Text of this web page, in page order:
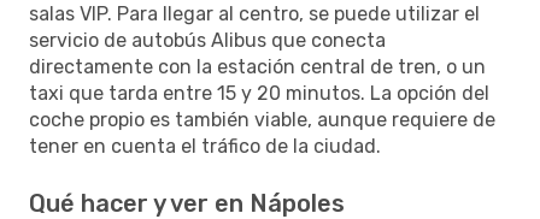
salas VIP. Para llegar al centro, se puede utilizar el
servicio de autobús Alibus que conecta
directamente con la estación central de tren, o un
taxi que tarda entre 15 y 20 minutos. La opción del
coche propio es también viable, aunque requiere de
tener en cuenta el tráfico de la ciudad.
Qué hacer y ver en Nápoles